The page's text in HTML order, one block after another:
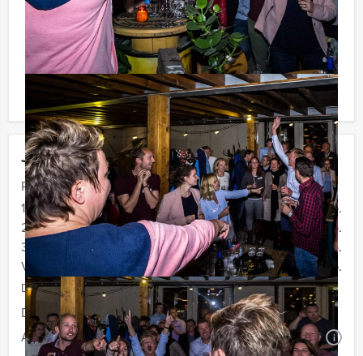
Jouw uitje
Prijs :
12 - 19 personen
€ 62,50 p.p.
20 - 29 personen
€ 59,50 p.p.
30 - 39 personen
€ 56,50 p.p.
Vanaf 40 personen
€ 54,50 p.p.
De prijzen zijn exclusief BTW
Duur:
3 uur en 30 minuten
Aantal:
Minimaal 12 personen i
achteraf niet voor verrassingen te staan!
Komt u niet aan het minimale aantal deelnemers? Als u
bereid bent voor het minimale aantal te betalen, kunt u
ook gewoon voor minder personen boeken!